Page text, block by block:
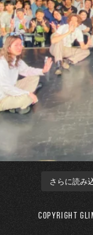
さらに読み
Copyright